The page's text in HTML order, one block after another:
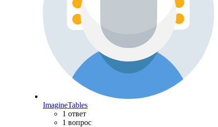
ImagineTables
1 ответ
1 вопрос